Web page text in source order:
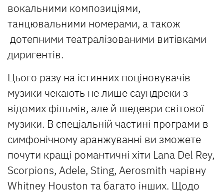
вокальними композиціями,
танцювальними номерами, а також
дотепними театралізованими витівками
диригентів.
Цього разу на істинних поціновувачів
музики чекають не лише саундреки з
відомих фільмів, але й шедеври світової
музики. В спеціальній частині програми в
симфонічному аранжуванні ви зможете
почути кращі романтичні хіти Lana Del Rey,
Scorpions, Adele, Sting, Aerosmith чарівну
Whitney Houston та багато інших. Щодо